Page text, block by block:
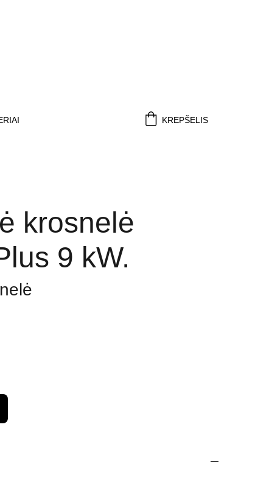
KREPŠELIS
krosnelė
9 kW.